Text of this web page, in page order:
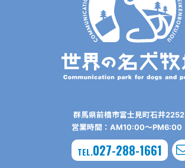
群⾺県前橋市富⼠⾒町⽯井
営業時間：AM10:00〜PM6:00
TEL.027-288-1661